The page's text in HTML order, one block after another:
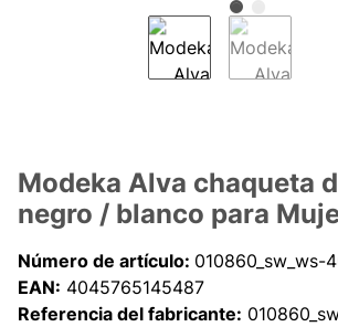
Modeka Alva chaqueta
negro / blanco para
Número de artículo: 010860_sw_ws-
EAN: 4045765145487
Referencia del fabricante: